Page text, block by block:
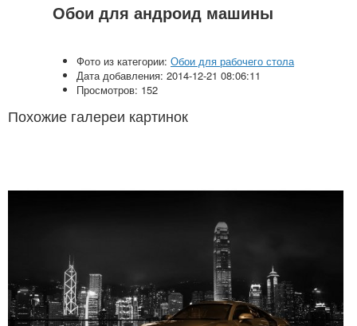
Обои для андроид машины
Фото из категории: Обои для рабочего стола
Дата добавления: 2014-12-21 08:06:11
Просмотров: 152
Похожие галереи картинок